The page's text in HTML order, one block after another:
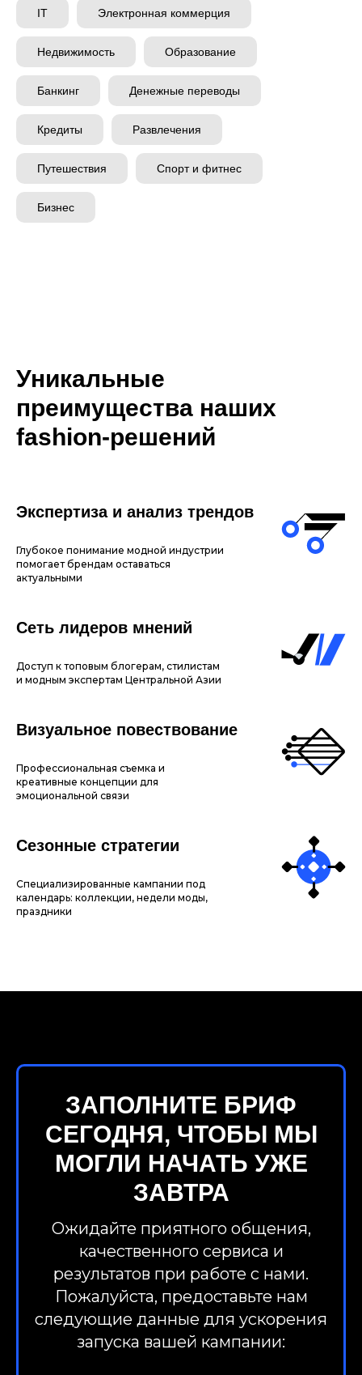
IT Электронная коммерция
Недвижимость Образование
Банкинг Денежные переводы
Кредиты Развлечения
Путешествия Спорт и фитнес
Бизнес
Уникальные
преимущества наших
fashion-решений
Экспертиза и анализ трендов
Глубокое понимание модной индустрии
помогает брендам оставаться
актуальными
Сеть лидеров мнений
Доступ к топовым блогерам, стилистам
и модным экспертам Центральной Азии
Визуальное повествование
Профессиональная съемка и
креативные концепции для
эмоциональной связи
Сезонные стратегии
Специализированные кампании под
календарь: коллекции, недели моды,
праздники
ЗАПОЛНИТЕ БРИФ
СЕГОДНЯ, ЧТОБЫ МЫ
МОГЛИ НАЧАТЬ УЖЕ
ЗАВТРА
Ожидайте приятного общения,
качественного сервиса и
результатов при работе с нами.
Пожалуйста, предоставьте нам
следующие данные для ускорения
запуска вашей кампании: